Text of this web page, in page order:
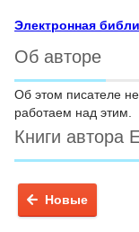
Электронная
Об авторе
Об этом писателе
работаем над этим.
Книги автора
Новые